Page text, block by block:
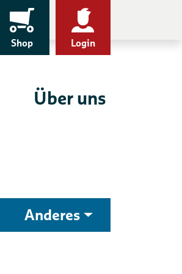
Shop Login
Über uns
Anderes